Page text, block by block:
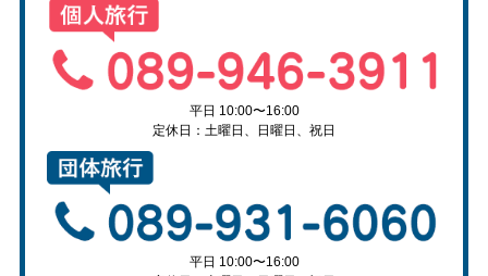
平日 10:00〜16:00
定休日：土曜日、日曜日、祝日
平日 10:00〜16:00